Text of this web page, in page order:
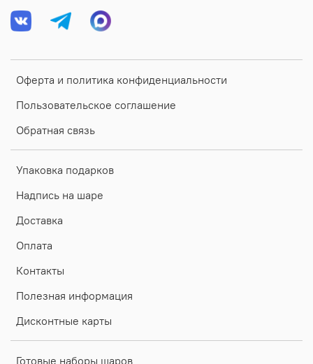
Оферта и политика конфиденциальности
Пользовательское соглашение
Обратная связь
Упаковка подарков
Надпись на шаре
Доставка
Оплата
Контакты
Полезная информация
Дисконтные карты
Готовые наборы шаров